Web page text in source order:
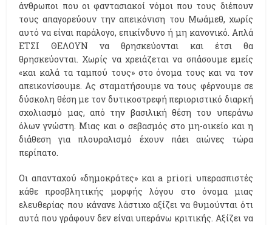
άνθρωποι που οι φαντασιακοί νόμοι που τους διέπουν
τους απαγορεύουν την απεικόνιση του Μωάμεθ, χωρίς
αυτό να είναι παράλογο, επικίνδυνο ή μη κανονικό. Απλά
ΕΤΣΙ ΘΕΛΟΥΝ να θρησκεύονται και έτσι θα
θρησκεύονται. Χωρίς να χρειάζεται να σπάσουμε εμείς
«και καλά τα ταμπού τους» στο όνομα τους και να τον
απεικονίσουμε. Ας σταματήσουμε να τους φέρνουμε σε
δύσκολη θέση με τον δυτικοστρεφή περιοριστικό διαρκή
σχολιασμό μας, από την βασιλική θέση του υπεράνω
όλων γνώστη. Μιας και ο σεβασμός στο μη-οικείο και η
διάθεση για πλουραλισμό έχουν πάει αιώνες τώρα
περίπατο.
Οι απανταχού «δημοκράτες» και a priori υπερασπιστές
κάθε προσβλητικής μορφής λόγου στο όνομα μιας
ελευθερίας που κάνανε λάστιχο αξίζει να θυμούνται ότι
αυτά που γράφουν δεν είναι υπεράνω κριτικής. Αξίζει να